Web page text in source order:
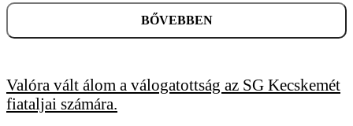
BŐVEBBEN
Valóra vált álom a válogatottság az SG Kecskemét
fiataljai számára.